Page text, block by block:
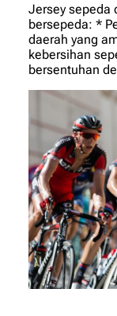
Jersey sepeda
bersepeda: *
daerah уаng
kebersihan
bersentuhan